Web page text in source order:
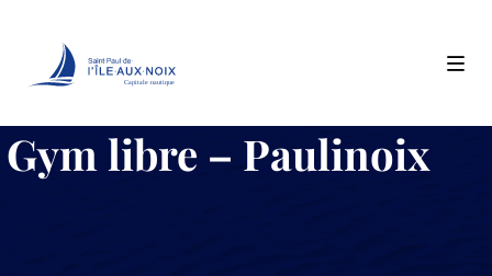
to
content
Capitale nautique
Gym libre – Paulinoix